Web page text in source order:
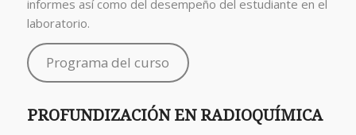
informes así como del desempeño del estudiante en el
laboratorio.
Programa del curso
PROFUNDIZACIÓN EN RADIOQUÍMICA